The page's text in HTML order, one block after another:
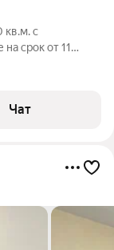
кв.м. с
срок от 11
Чат